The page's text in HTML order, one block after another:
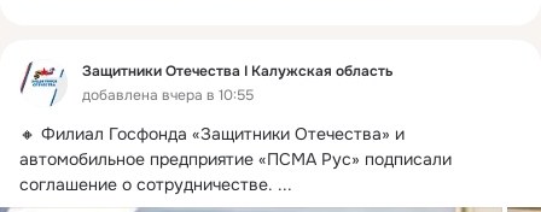
Защитники Отечества I Калужская область
добавлена вчера в 10:55
🔸 Филиал Госфонда «Защитники Отечества» и
автомобильное предприятие «ПСМА Рус» подписали
соглашение о сотрудничестве. ...